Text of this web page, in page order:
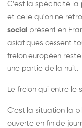
C'est la spécificité la
et celle qu'on ne
social présent en
asiatiques cessent
frelon européen
une partie de la nuit.
Le frelon qui entre le
C'est la situation la
ouverte en fin de